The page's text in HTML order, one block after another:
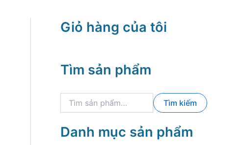
Giỏ hàng của tôi
Tìm sản phẩm
k
Tìm kiếm
Danh mục sản phẩm